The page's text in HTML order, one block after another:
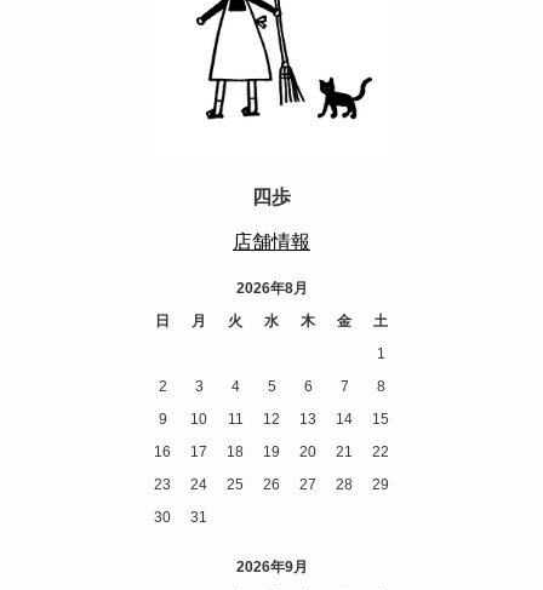
四歩
店舗情報
2026年8月
日
月 火 水 木 金
土
1
2
3 4 5 6 7
8
9
10 11 12 13 14
15
16
17 18 19 20 21
22
23
24 25 26 27 28
29
30
31
2026年9月